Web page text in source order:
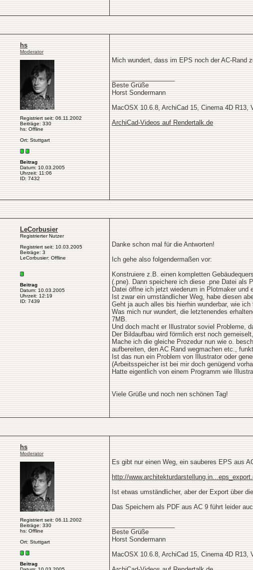
hs
Moderator
Registriert seit: 06.11.2002
Beiträge: 330
hs: Offline
Ort: Stuttgart
Beitrag
Datum: 10.03.2005
Uhrzeit: 11:06
ID: 7432
Mich wundert, dass im EPS noch der AC-Rand
Beste Grüße
Horst Sondermann
MacOSX 10.6.8, ArchiCad 15, Cinema 4D R13,
ArchiCad-Videos auf Rendertalk.de
LeCorbusier
Registrierter Nutzer
Registriert seit: 10.03.2005
Beiträge: 3
LeCorbusier: Offline
Beitrag
Datum: 10.03.2005
Uhrzeit: 12:19
ID: 7439
Danke schon mal für die Antworten!
Ich gehe also folgendermaßen vor:
Konstruiere z.B. einen kompletten
(.pne). Dann speichere ich diese .pne Datei als
Datei öffne ich jetzt wiederum in Plotmaker
Ist zwar ein umständlicher Weg, habe diesen
Geht ja auch alles bis hierhin wunderbar, wie ich
Was mich nur wundert, die letztenendes
7MB.
Und doch macht er Illustrator soviel Probleme,
Der Bildaufbau wird förmlich erst noch
Mache ich die gleiche Prozedur nun wie o.
aufbereiten, den AC Rand wegmachen etc.,
Ist das nun ein Problem von Illustrator oder
(Arbeitsspeicher ist bei mir doch genügend
Hatte eigentlich von einem Programm wie
Viele Grüße und noch nen schönen Tag!
hs
Moderator
Registriert seit: 06.11.2002
Beiträge: 330
hs: Offline
Ort: Stuttgart
Beitrag
Es gibt nur einen Weg, ein sauberes EPS aus
http://
Ist etwas umständlicher, aber der Export über
Das Speichern als PDF aus AC 9 führt leider
Beste Grüße
Horst Sondermann
MacOSX 10.6.8, ArchiCad 15, Cinema 4D R13,